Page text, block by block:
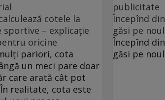
cotele la
sportive – explicație
oricine
pariori, cota
un meci pare doar
care arată cât pot
realitate, cota este
publicitate
Începînd
găsi pe
Începînd
găsi pe